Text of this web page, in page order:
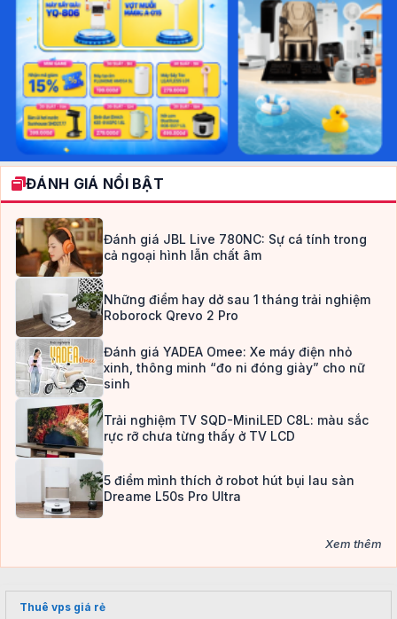
ĐÁNH GIÁ NỔI BẬT
Đánh giá JBL Live 780NC: Sự cá tính trong
cả ngoại hình lẫn chất âm
Những điểm hay dở sau 1 tháng trải nghiệm
Roborock Qrevo 2 Pro
Đánh giá YADEA Omee: Xe máy điện nhỏ
xinh, thông minh “đo ni đóng giày” cho nữ
sinh
Trải nghiệm TV SQD-MiniLED C8L: màu sắc
rực rỡ chưa từng thấy ở TV LCD
5 điểm mình thích ở robot hút bụi lau sàn
Dreame L50s Pro Ultra
Xem thêm
Thuê vps giá rẻ